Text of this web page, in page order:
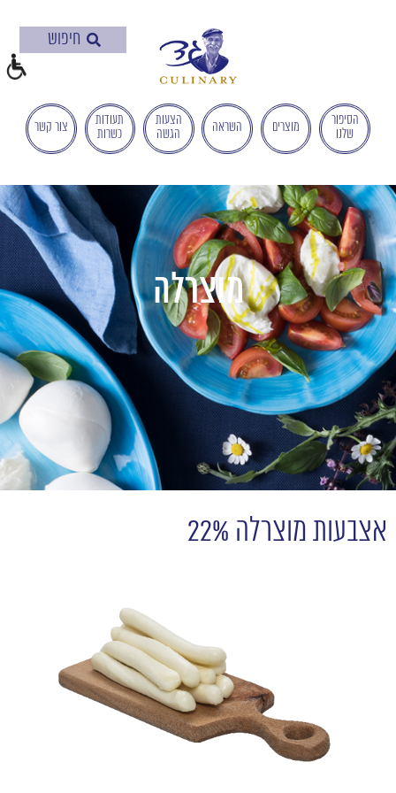
הישראלי
לְהַנְגָּשָׁת
אָתָרִים".
הַמְּסַיַּעַת
לִנְגִישׁוּת
הָאֲתָר.
לִפְתִיחַת
תַּפְרִיט
הֵנְּגִישׁוּת
לְחַץ
ALT+0
הסיפור
שלנו
מוצרים השראה
הצעות
הגשה
תעודות
כשרות
צור קשר
מוצרלה
אצבעות מוצרלה 22%